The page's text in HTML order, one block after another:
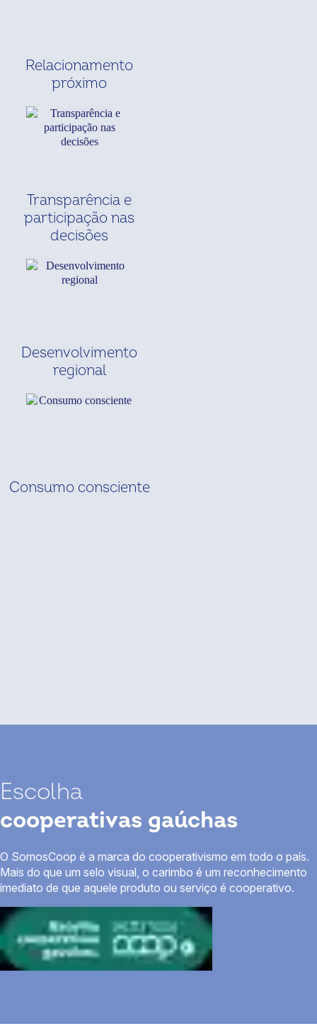
Relacionamento
próximo
Transparência e
participação nas
decisões
Desenvolvimento
regional
Consumo consciente
Escolha
cooperativas gaúchas
O SomosCoop é a marca do cooperativismo em todo o país.
Mais do que um selo visual, o carimbo é um reconhecimento
imediato de que aquele produto ou serviço é cooperativo.